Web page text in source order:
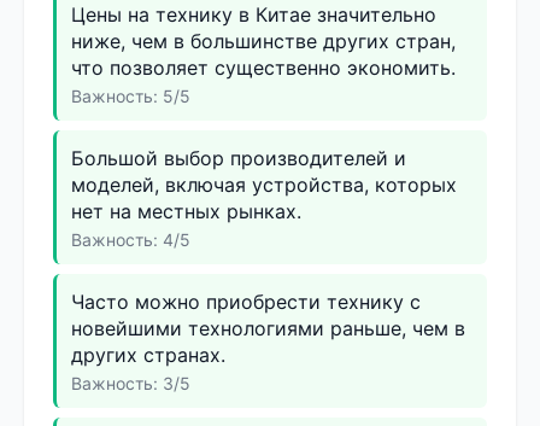
Цены на технику в Китае значительно
ниже, чем в большинстве других стран,
что позволяет существенно экономить.
Важность: 5/5
Большой выбор производителей и
моделей, включая устройства, которых
нет на местных рынках.
Важность: 4/5
Часто можно приобрести технику с
новейшими технологиями раньше, чем в
других странах.
Важность: 3/5